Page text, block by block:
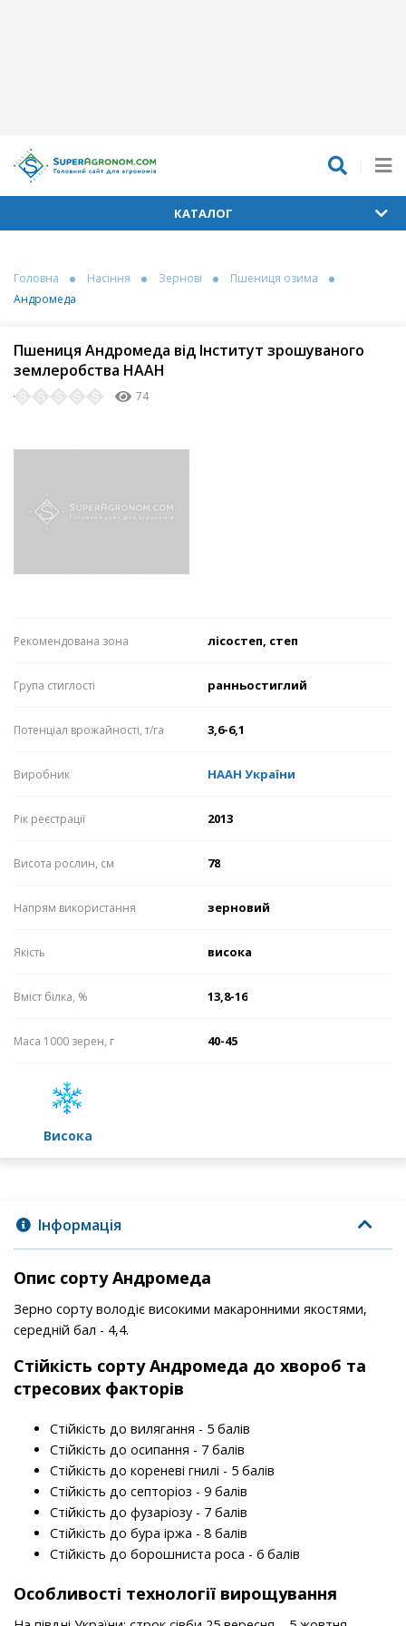
КАТАЛОГ
Головна Насіння Зернові
Пшениця озима
Андромеда
Пшениця Андромеда від Інститут зрошуваного
землеробства НААН
74
Рекомендована зона лісостеп, степ
Група стиглості ранньостиглий
Потенціал врожайності, т/га 3,6-6,1
Виробник НААН України
Рік реєстрації 2013
Висота рослин, см 78
Напрям використання зерновий
Якість висока
Вміст білка, % 13,8-16
Маса 1000 зерен, г 40-45
високa
Інформація
Опис сорту Андромеда
Зерно сорту володіє високими макаронними якостями,
середній бал - 4,4.
Стійкість сортуАндромеда до хвороб та
стресових факторів
Стійкість до вилягання - 5 балів
Стійкість до осипання - 7 балів
Стійкість до кореневі гнилі - 5 балів
Стійкість до септоріоз - 9 балів
Стійкість до фузаріозу - 7 балів
Стійкість до бура іржа - 8 балів
Стійкість до борошниста роса - 6 балів
Особливості технології вирощування